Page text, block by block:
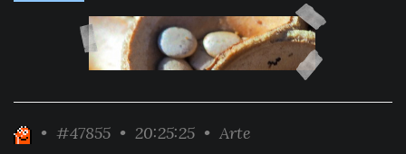
• #47855 • 20:25:25 • Arte